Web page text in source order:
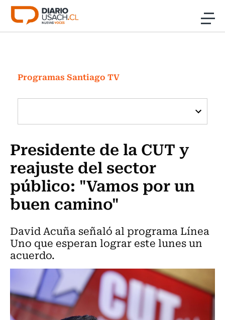
Click acá para ir directamente al contenido
Investigación
Cultura
Programas Radio y TV Usach
Programas Santiago TV
Presidente de la CUT y
reajuste del sector
público: "Vamos por un
buen camino"
David Acuña señaló al programa Línea
Uno que esperan lograr este lunes un
acuerdo.